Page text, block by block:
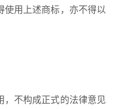
使用上述商标，亦不得以
，不构成正式的法律意见